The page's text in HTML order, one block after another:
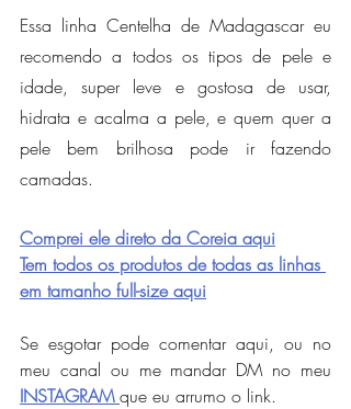
Essa linha Centelha de Madagascar eu
recomendo a todos os tipos de pele e
idade, super leve e gostosa de usar,
hidrata e acalma a pele, e quem quer a
pele bem brilhosa pode ir fazendo
camadas.
Comprei ele direto da Coreia aqui
Tem todos os produtos de todas as linhas
em tamanho full-size aqui
Se esgotar pode comentar aqui, ou no
INSTAGRAM que eu arrumo o link.